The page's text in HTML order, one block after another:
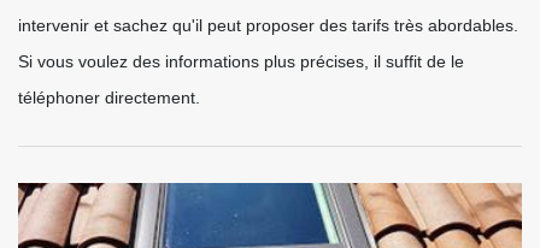
intervenir et sachez qu'il peut proposer des tarifs très abordables.
Si vous voulez des informations plus précises, il suffit de le
téléphoner directement.